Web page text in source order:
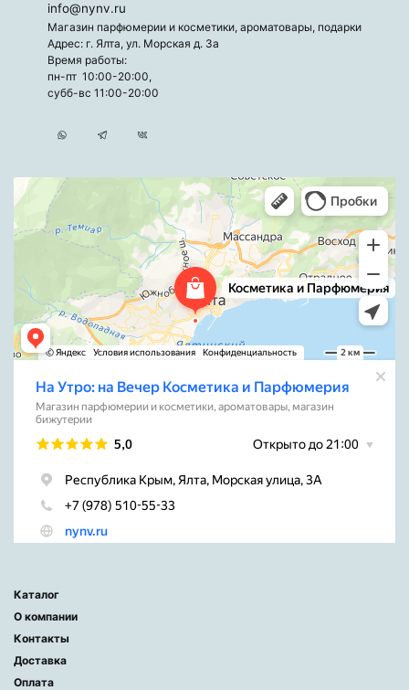
info@nynv.ru
Магазин парфюмерии и косметики, ароматовары, подарки
Адрес: г. Ялта, ул. Морская д. 3а
Время работы:
пн-пт 10:00-20:00,
субб-вс 11:00-20:00
Каталог
О компании
Контакты
Доставка
Оплата